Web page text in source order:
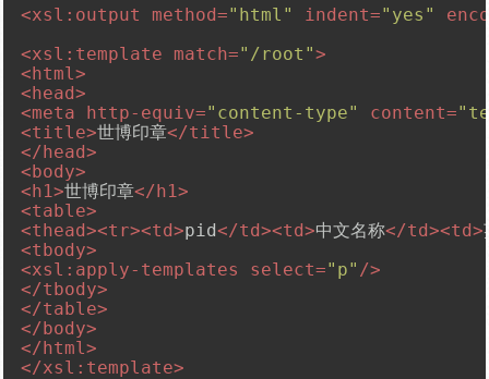
<xsl:output method="html" indent="yes"
<xsl:template match="/root">
<html>
<head>
<meta http-equiv="content-type" content=
<title>世博印章</title>
</head>
<body>
<h1>世博印章</h1>
<table>
<thead><tr><td>pid</td><td>中文名称</td><td>
<tbody>
<xsl:apply-templates select="p" />
</tbody>
</table>
</body>
</html>
</xsl:template>